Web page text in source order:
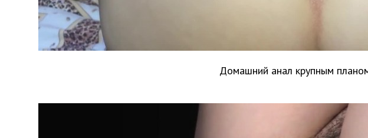
Домашний анал крупным